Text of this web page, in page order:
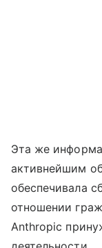
Эта же
активнейшим
обеспечивала
отношении
Anthropic